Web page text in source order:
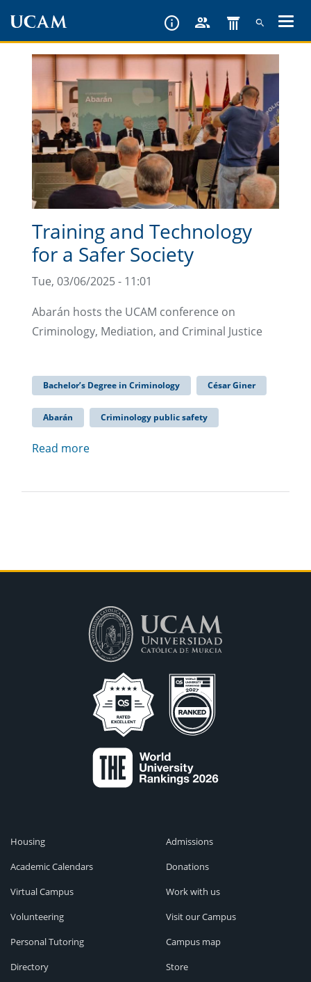
Training and Technology
for a Safer Society
Tue, 03/06/2025 - 11:01
Abarán hosts the UCAM conference on
Criminology, Mediation, and Criminal Justice
Bachelor’s Degree in Criminology César Giner
Abarán Criminology public safety
Read more
Housing
Academic Calendars
Virtual Campus
Volunteering
Personal Tutoring
Directory
Admissions
Donations
Work with us
Visit our Campus
Campus map
Store